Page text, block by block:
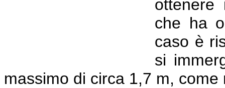
ottenere
che ha
caso è
si
massimo di circa 1,7 m,